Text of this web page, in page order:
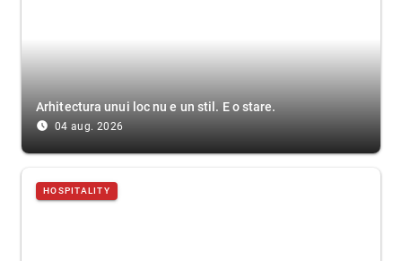
Arhitectura unui loc nu e un stil. E o stare.
access_time_filled 04 aug. 2026
HOSPITALITY